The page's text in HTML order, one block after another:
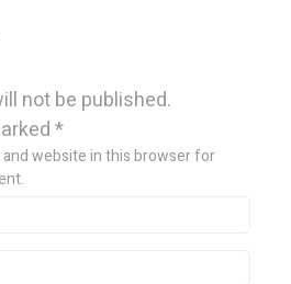
not be published.
*
and website in this browser for